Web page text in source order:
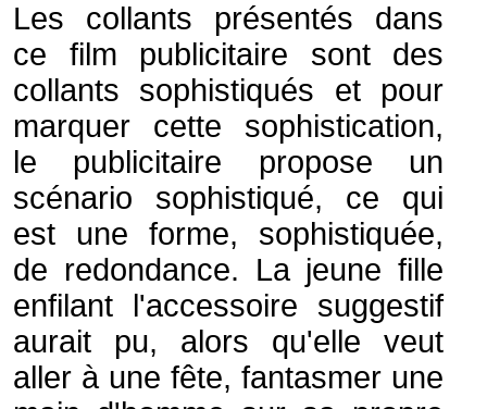
Les collants présentés dans
ce film publicitaire sont des
collants sophistiqués et pour
marquer cette sophistication,
le publicitaire propose un
scénario sophistiqué, ce qui
est une forme, sophistiquée,
de redondance. La jeune fille
enfilant l'accessoire suggestif
aurait pu, alors qu'elle veut
aller à une fête, fantasmer une